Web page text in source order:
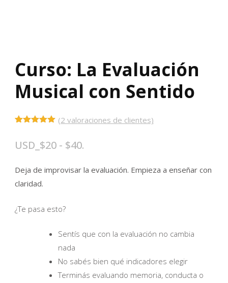
Curso: La Evaluación
Musical con Sentido
de 5 en
base a
de clientes
(2 valoraciones de clientes)
USD $20 - $40Rango
precios:
$40
.
Deja de improvisar la evaluación. Empieza a enseñar con
claridad.
¿Te pasa esto?
Sentís que con la evaluación no cambia
nada
No sabés bien qué indicadores elegir
Terminás evaluando memoria, conducta o